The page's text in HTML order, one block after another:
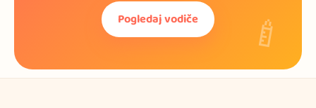
🍼
Pogledaj vodiče